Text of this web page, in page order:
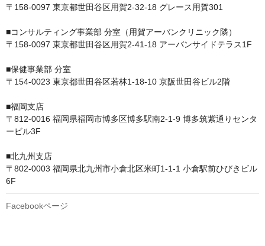
〒158-0097 東京都世田谷区用賀2-32-18 グレース用賀301
■コンサルティング事業部 分室（用賀アーバンクリニック隣）
〒158-0097 東京都世田谷区用賀2-41-18 アーバンサイドテラス1F
■保健事業部 分室
〒154-0023 東京都世田谷区若林1-18-10 京阪世田谷ビル2階
■福岡支店
〒812-0016 福岡県福岡市博多区博多駅南2-1-9 博多筑紫通りセンタ
ービル3F
■北九州支店
〒802-0003 福岡県北九州市小倉北区米町1-1-1 小倉駅前ひびきビル
6F
Facebookページ